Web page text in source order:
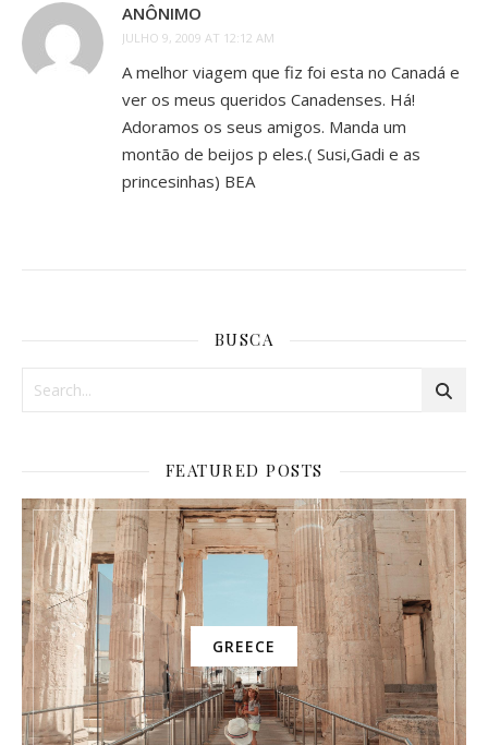
ANÔNIMO
JULHO 9, 2009 AT 12:12 AM
A melhor viagem que fiz foi esta no Canadá e
ver os meus queridos Canadenses. Há!
Adoramos os seus amigos. Manda um
montão de beijos p eles.( Susi,Gadi e as
princesinhas) BEA
BUSCA
FEATURED POSTS
GREECE